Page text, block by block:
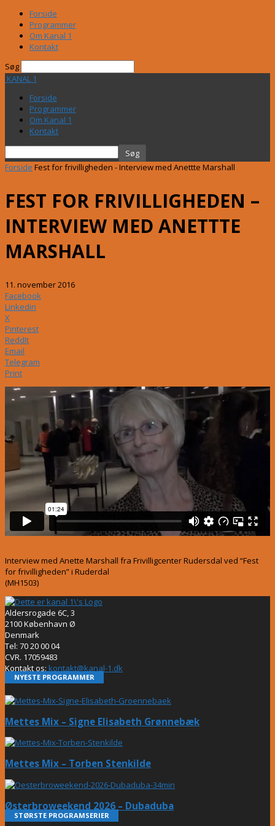
Forside
Programmer
Om Kanal 1
Kontakt
Søg
KANAL 1
Forside
Programmer
Om Kanal 1
Kontakt
Forside Fest for frivilligheden - Interview med Anettte Marshall
FEST FOR FRIVILLIGHEDEN –
INTERVIEW MED ANETTTE
MARSHALL
11. november 2016
Facebook
Linkedin
X
Pinterest
ReddIt
Email
Telegram
Print
Interview med Anette Marshall fra Frivilligcenter Rudersdal ved “Fest
for frivilligheden” i Ruderdal
(MH1503)
Aldersrogade 6C, 3
2100 København Ø
Denmark
Tel: 70 20 00 04
CVR. 17059483
Kontakt os: kontakt@kanal-1.dk
NYESTE PROGRAMMER
Mettes Mix – Signe Elisabeth Grønnebæk
Mettes Mix – Torben Stenkilde
Østerbroweekend 2026 – Dubaduba
STØRSTE PROGRAMSERIER